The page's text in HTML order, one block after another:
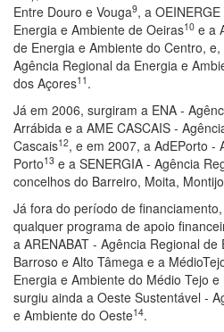
Entre Douro e Vouga9, a
Energia e Ambiente de Oeiras10 e a
de Energia e Ambiente do Centro,
Agência Regional da Energia e
dos Açores11 .
Já em 2006, surgiram a ENA -
Arrábida e a AME CASCAIS -
Cascais12, e em 2007, a AdEPorto -
Porto13 e a SENERGIA - Agência
concelhos do Barreiro, Moita,
Já fora do período de
qualquer programa de apoio
a ARENABAT - Agência Regional
Barroso e Alto Tâmega e a
Energia e Ambiente do Médio Tejo
surgiu ainda a Oeste Sustentável -
e Ambiente do Oeste14.